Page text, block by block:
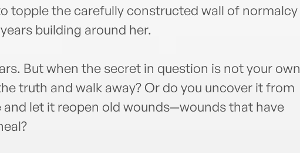
topple the carefully constructed wall of normalcy
building around her.
But when the secret in question is not your own
truth and walk away? Or do you uncover it from
and let it reopen old wounds—wounds that have